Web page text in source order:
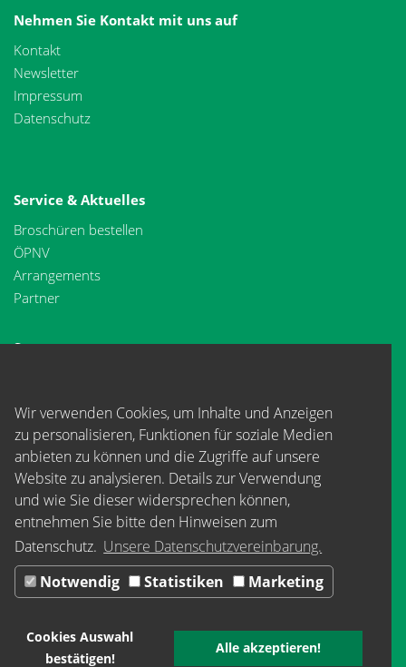
Wir verwenden Cookies, um Inhalte und Anzeigen
zu personalisieren, Funktionen für soziale Medien
anbieten zu können und die Zugriffe auf unsere
Website zu analysieren. Details zur Verwendung
und wie Sie dieser widersprechen können,
entnehmen Sie bitte den Hinweisen zum
Datenschutz. Unsere Datenschutzvereinbarung.
Notwendig
Statistiken Marketing
Cookies Auswahl
bestätigen!
Alle akzeptieren!
Nehmen Sie Kontakt mit uns auf
Kontakt
Newsletter
Impressum
Datenschutz
Service & Aktuelles
Broschüren bestellen
ÖPNV
Arrangements
Partner
Spessartwege
Spessartweg 3
Tourismusverband Spessart-Mainland e.V.
Rüttelweg 7
63843 Niedernberg
Tel: +49 (0) 6028/ 99 89 72 2
Email:info@spessart-mainland.de
www.spessart-mainland.de